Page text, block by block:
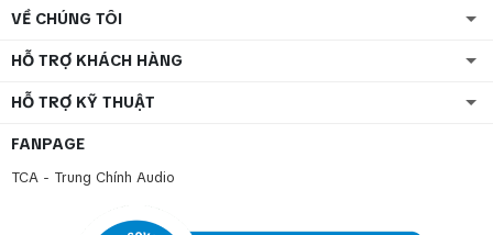
VỀ CHÚNG TÔI
HỖ TRỢ KHÁCH HÀNG
HỖ TRỢ KỸ THUẬT
FANPAGE
TCA - Trung Chính Audio